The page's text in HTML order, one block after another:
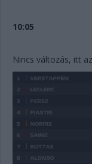
10:05
Nincs változás, itt